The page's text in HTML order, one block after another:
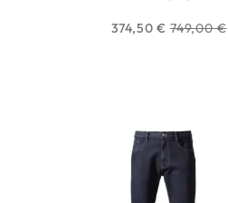
374,50 € Prix
749,00 €